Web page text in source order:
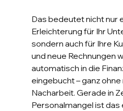
Das bedeutet nicht nur
Erleichterung für Ihr
sondern auch für Ihre
und neue Rechnungen
automatisch in die
eingebucht – ganz ohne
Nacharbeit. Gerade in
Personalmangel ist das